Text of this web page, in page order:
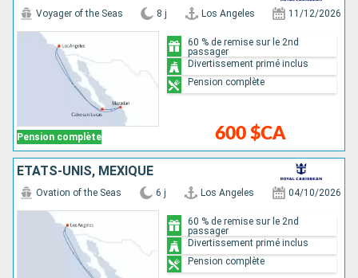
Pension complète
Voyager of the Seas 8 j Los Angeles 11/12/2026
600 $CA
60 % de remise sur le 2nd
passager
Divertissement primé inclus
Pension complète
ÉTATS-UNIS, MEXIQUE
Ovation of the Seas 6 j Los Angeles 04/10/2026
60 % de remise sur le 2nd
passager
Divertissement primé inclus
Pension complète